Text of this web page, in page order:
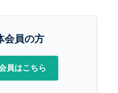
会員の方
員はこちら